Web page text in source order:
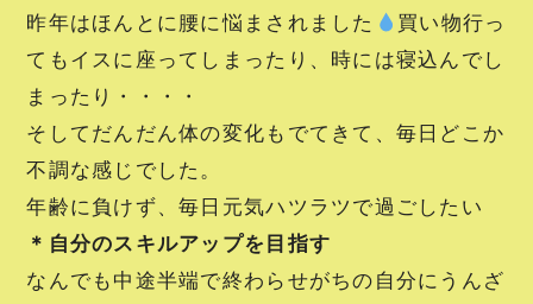
昨年はほんとに腰に悩まされました
買い物行っ
てもイスに座ってしまったり、時には寝込んでし
まったり・・・・
そしてだんだん体の変化もでてきて、毎日どこか
不調な感じでした。
年齢に負けず、毎日元気ハツラツで過ごしたい
＊自分のスキルアップを目指す
なんでも中途半端で終わらせがちの自分にうんざ